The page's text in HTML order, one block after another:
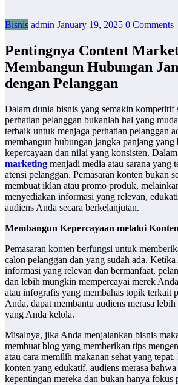
Bisnis admin January 19, 2025 0 Comments
Pentingnya Content
Membangun Hubungan
dengan Pelanggan
Dalam dunia bisnis yang semakin kompetitif
perhatian pelanggan bukanlah hal yang
terbaik untuk menjaga perhatian pelanggan
membangun hubungan jangka panjang yang
kepercayaan dan nilai yang konsisten.
marketing menjadi media atau sarana yang
atensi pelanggan. Pemasaran konten bukan
membuat iklan atau promo produk,
menyediakan informasi yang relevan,
audiens Anda secara berkelanjutan.
Membangun Kepercayaan melalui
Pemasaran konten berfungsi untuk
calon pelanggan dan yang sudah ada.
informasi yang relevan dan bermanfaat,
dan lebih mungkin mempercayai merek
atau infografis yang membahas topik terkait
Anda, dapat membantu audiens merasa
yang Anda kelola.
Misalnya, jika Anda menjalankan bisnis
membuat blog yang memberikan tips
atau cara memilih makanan sehat yang
konten yang edukatif, audiens merasa
kepentingan mereka dan bukan hanya fokus